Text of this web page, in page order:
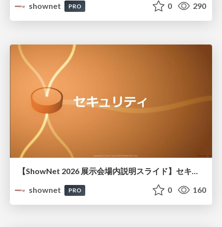
shownet
PRO 0 290
【ShowNet 2026 展示会場内説明スライド】セキュリティ
shownet
PRO 0 160